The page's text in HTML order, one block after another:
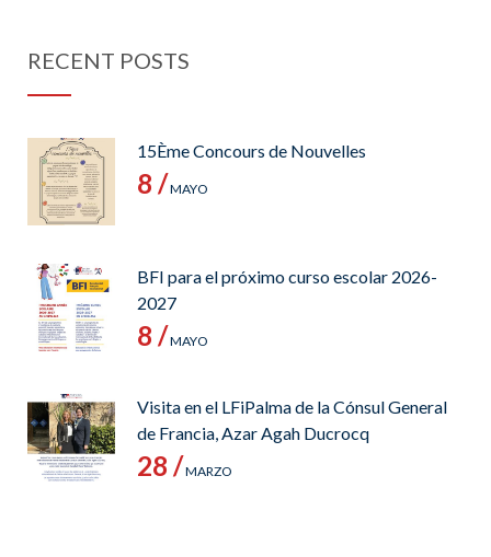
RECENT POSTS
15Ème Concours de Nouvelles
8 /MAYO
BFI para el próximo curso escolar 2026-
2027
8 /MAYO
Visita en el LFiPalma de la Cónsul General
de Francia, Azar Agah Ducrocq
28 /MARZO